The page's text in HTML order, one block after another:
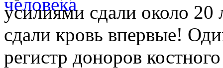
усилиями сдали около 20
сдали кровь впервые!
регистр доноров